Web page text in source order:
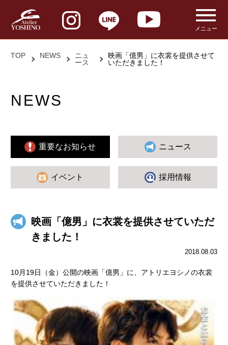
メニュー
TOP NEWS
ニュ
ース
映画「億男」に衣裳を提供させて
いただきました！
NEWS
重要なお知らせ ニュース
イベント 採用情報
映画「億男」に衣裳を提供させていただ
きました！
2018.08.03
10月19日（金）公開の映画「億男」に、アトリエヨシノの衣裳
を提供させていただきました！